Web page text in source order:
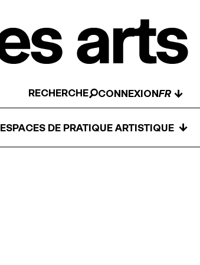
RECHERCHE CONNEXION ↓
ESPACES DE PRATIQUE ARTISTIQUE ↓